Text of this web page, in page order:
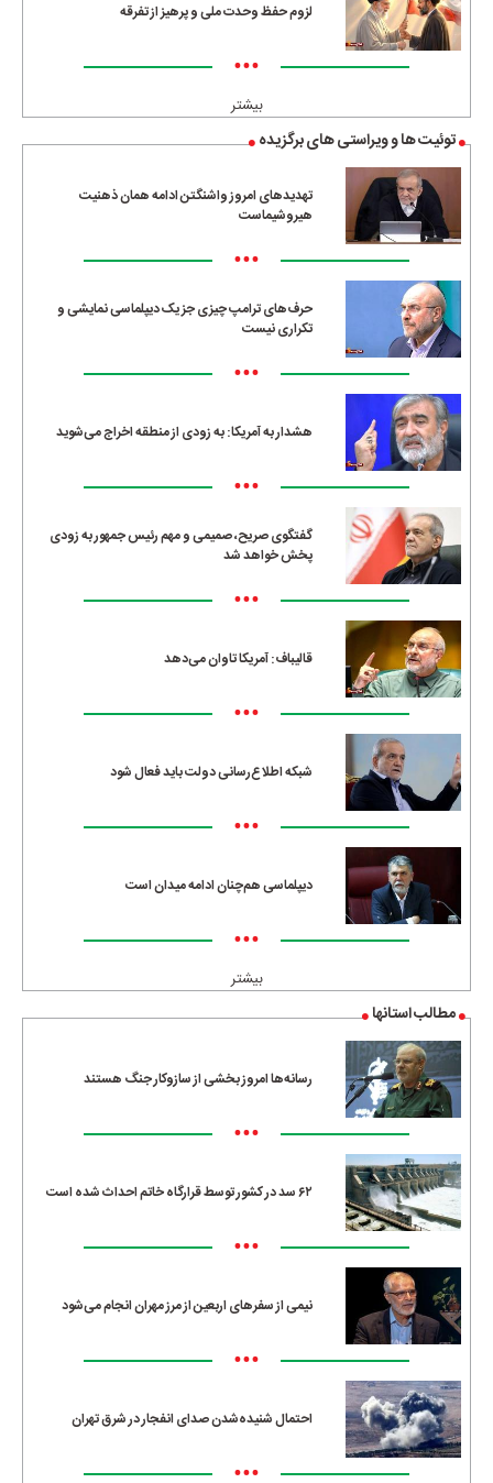
لزوم حفظ وحدت ملی و پرهیز از تفرقه
•••
بیشتر
توئیت ها و ویراستی های برگزیده
تهدیدهای امروز واشنگتن ادامه همان ذهنیت
هیروشیماست
•••
حرف‌های ترامپ چیزی جز یک دیپلماسی نمایشی و
تکراری نیست
•••
هشدار به آمریکا: به زودی از منطقه اخراج می‌شوید
•••
گفتگوی صریح، صمیمی و مهم رئیس جمهور به زودی
پخش خواهد شد
•••
قالیباف: آمریکا تاوان می‌دهد
•••
شبکه اطلاع‌رسانی دولت باید فعال شود
•••
دیپلماسی هم‌چنان ادامه میدان است
•••
بیشتر
مطالب استانها
رسانه‌ها امروز بخشی از سازوکار جنگ هستند
•••
۶۲ سد در کشور توسط قرارگاه خاتم احداث شده است
•••
نیمی از سفرهای اربعین از مرز مهران انجام می‌شود
•••
احتمال شنیده‌شدن صدای انفجار در شرق تهران